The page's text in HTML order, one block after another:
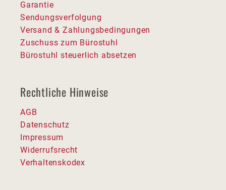
Garantie
Sendungsverfolgung
Versand & Zahlungsbedingungen
Zuschuss zum Bürostuhl
Bürostuhl steuerlich absetzen
Rechtliche Hinweise
AGB
Datenschutz
Impressum
Widerrufsrecht
Verhaltenskodex